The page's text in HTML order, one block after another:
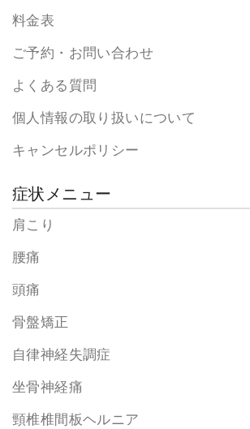
料金表
ご予約・お問い合わせ
よくある質問
個人情報の取り扱いについて
キャンセルポリシー
症状メニュー
肩こり
腰痛
頭痛
骨盤矯正
自律神経失調症
坐骨神経痛
頸椎椎間板ヘルニア